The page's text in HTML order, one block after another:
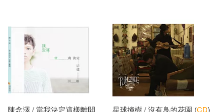
Cd Sheet Music (EDT)(53)
山香教師招聘考試命題研究中心主
FULLSAIL(52) 張洪濤(52)
浙江大學出版社(353)
ECM(352)
湖北美術出版社(347)
陳念澤 / 當我決定這樣離開 星球撞樹 / 沒有鳥的花園 (CD)